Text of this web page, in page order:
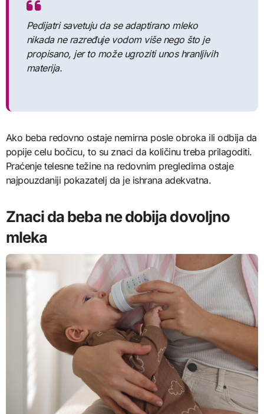
Pedijatri savetuju da se adaptirano mleko
nikada ne razređuje vodom više nego što je
propisano, jer to može ugroziti unos hranljivih
materija.
Ako beba redovno ostaje nemirna posle obroka ili odbija da
popije celu bočicu, to su znaci da količinu treba prilagoditi.
Praćenje telesne težine na redovnim pregledima ostaje
najpouzdaniji pokazatelj da je ishrana adekvatna.
Znaci da beba ne dobija dovoljno
mleka